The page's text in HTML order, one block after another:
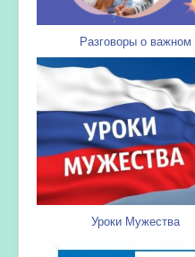
Разговоры о важном
Уроки Мужества